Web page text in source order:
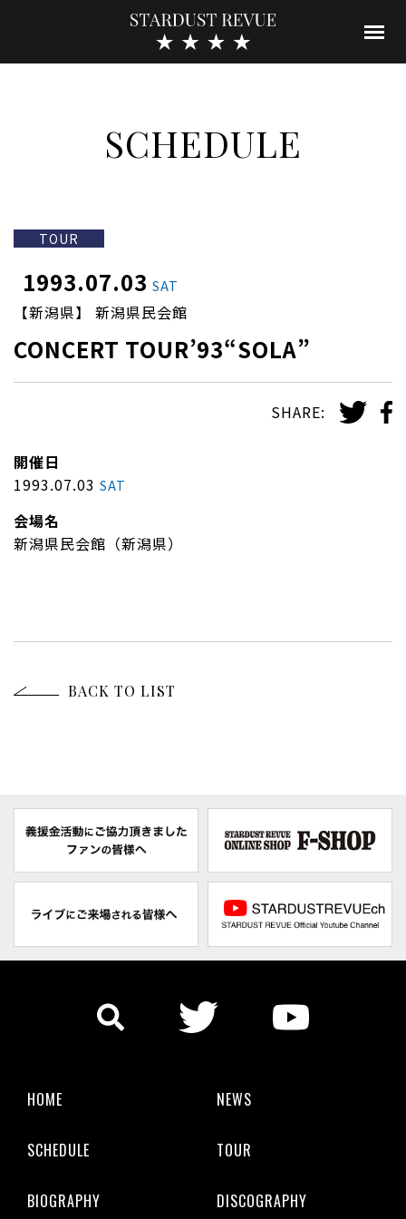
SCHEDULE
TOUR
1993.07.03 SAT
【新潟県】 新潟県民会館
CONCERT TOUR’93“SOLA”
SHARE:
開催日
1993.07.03 SAT
会場名
新潟県民会館（新潟県）
BACK TO LIST
HOME NEWS
SCHEDULE TOUR
BIOGRAPHY DISCOGRAPHY